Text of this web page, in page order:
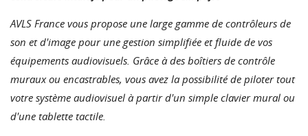
AVLS France vous propose une large gamme de contrôleurs de
son et d'image pour une gestion simplifiée et fluide de vos
équipements audiovisuels. Grâce à des boîtiers de contrôle
muraux ou encastrables, vous avez la possibilité de piloter tout
votre système audiovisuel à partir d'un simple clavier mural ou
d'une tablette tactile.